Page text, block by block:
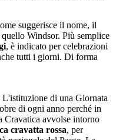
suggerisce il nome, il
Windsor. Più semplice
, è indicato per celebrazioni
tutti i giorni. Di forma
L'istituzione di una Giornata
di ogni anno perché in
Cravatica avvolse intorno
cravatta rossa, per